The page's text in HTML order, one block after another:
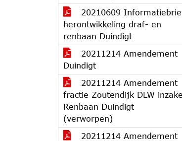
20210609
herontwikkeling draf- en
renbaan Duindigt
20211214 Amendement
Duindigt
20211214 Amendement
fractie Zoutendijk DLW inzake
Renbaan Duindigt
(verworpen)
20211214 Amendement